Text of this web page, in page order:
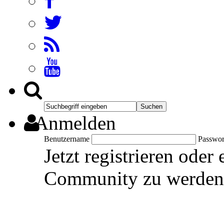
Anmelden
Benutzername
Jetzt registrieren
Community zu